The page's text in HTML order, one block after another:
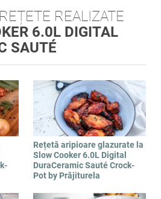
REALIZATE
6.0L DIGITAL
SAUTÉ
Rețetă aripioare glazurate la
Slow Cooker 6.0L Digital
DuraCeramic Sauté Crock-
Pot by Prăjiturela